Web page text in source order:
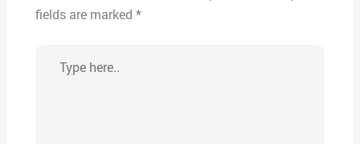
fields are marked *
here..